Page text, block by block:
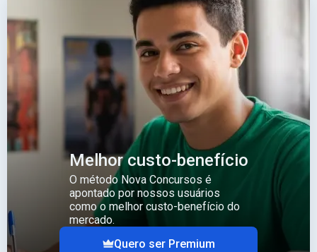
Melhor custo-benefício
O método Nova Concursos é
apontado por nossos usuários
como o melhor custo-benefício do
mercado.
Quero ser Premium